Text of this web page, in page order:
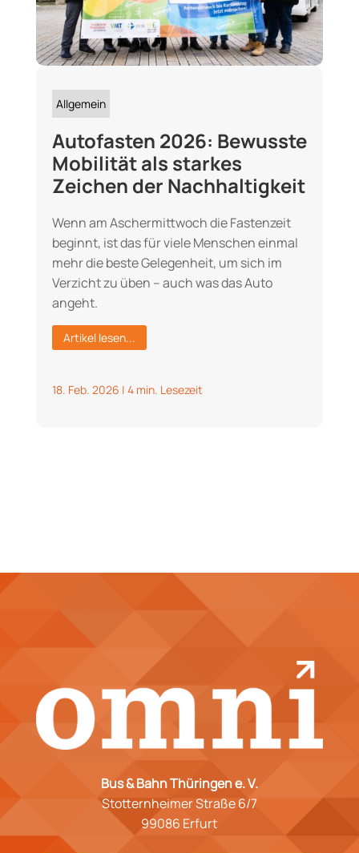
Allgemein
Autofasten 2026: Bewusste
Mobilität als starkes
Zeichen der Nachhaltigkeit
Wenn am Aschermittwoch die Fastenzeit
beginnt, ist das für viele Menschen einmal
mehr die beste Gelegenheit, um sich im
Verzicht zu üben – auch was das Auto
angeht.
Artikel lesen...
18. Feb. 2026 | 4 min. Lesezeit
Bus & Bahn Thüringen e. V.
Stotternheimer Straße 6/7
99086 Erfurt